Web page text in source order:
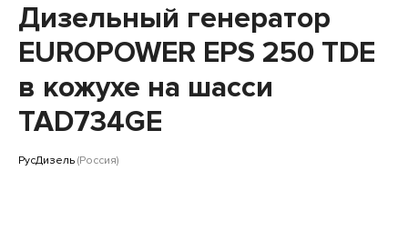
Продукция
Клиентам
Дизельный генератор
EUROPOWER EPS 250 TDE
в кожухе на шасси
TAD734GE
РусДизель (Россия)